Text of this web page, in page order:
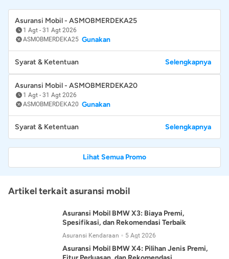
Asuransi Mobil - ASMOBMERDEKA25
1 Agt - 31 Agt 2026
ASMOBMERDEKA25 Gunakan
Syarat & Ketentuan Selengkapnya
Asuransi Mobil - ASMOBMERDEKA20
1 Agt - 31 Agt 2026
ASMOBMERDEKA20 Gunakan
Syarat & Ketentuan Selengkapnya
Lihat Semua Promo
Artikel terkait asuransi mobil
Asuransi Mobil BMW X3: Biaya Premi,
Spesifikasi, dan Rekomendasi Terbaik
Asuransi Kendaraan 5 Agt 2026
Asuransi Mobil BMW X4: Pilihan Jenis Premi,